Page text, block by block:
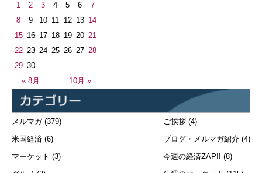
« 8月 10月 »
1 2 3 4 5 6
7
8
9 10 11 12 13 14
15 16 17 18 19 20 21
22 23 24 25 26 27 28
29 30
メルマガ(379)
米国経済 (6)
マーケット (3)
ご挨拶 (4)
ブログ・メルマガ紹介 (4)
今週の経済ZAP!! (8)